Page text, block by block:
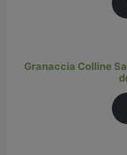
Granaccia Colline